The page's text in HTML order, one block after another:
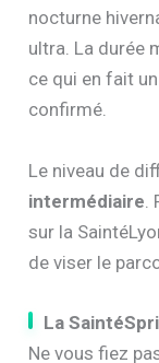
nocturne
ultra. La durée
ce qui en fait
confirmé.
Le niveau de
intermédiaire
sur la
de viser le
La
Ne vous fiez